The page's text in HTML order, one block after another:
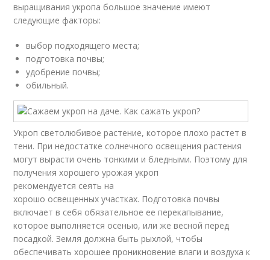
выращивания укропа большое значение имеют
следующие факторы:
выбор подходящего места;
подготовка почвы;
удобрение почвы;
обильный.
Укроп светолюбивое растение, которое плохо растет в
тени. При недостатке солнечного освещения растения
могут вырасти очень тонкими и бледными. Поэтому для
получения хорошего урожая укроп
рекомендуется сеять на
хорошо освещенных участках. Подготовка почвы
включает в себя обязательное ее перекапывание,
которое выполняется осенью, или же весной перед
посадкой. Земля должна быть рыхлой, чтобы
обеспечивать хорошее проникновение влаги и воздуха к